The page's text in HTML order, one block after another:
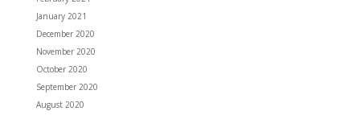
January 2021
December 2020
November 2020
October 2020
September 2020
August 2020